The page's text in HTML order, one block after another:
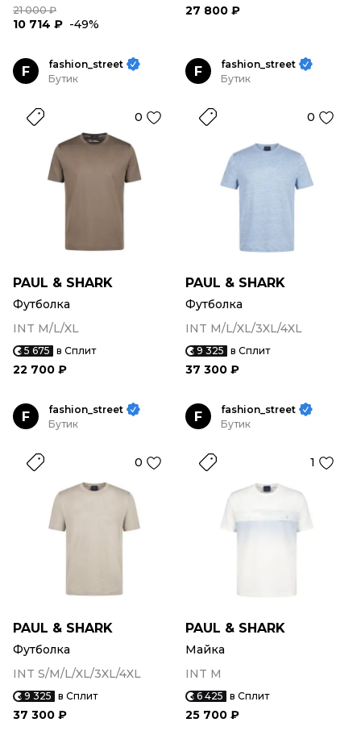
21 000 ₽
10 714 ₽ -49%
27 800 ₽
F
fashion_street
Бутик
0
PAUL & SHARK
Футболка
INT M/L/XL
5 675 в Сплит
22 700 ₽
F
fashion_street
Бутик
0
PAUL & SHARK
Футболка
INT M/L/XL/3XL/4XL
9 325 в Сплит
37 300 ₽
F
fashion_street
Бутик
0
PAUL & SHARK
Футболка
INT S/M/L/XL/3XL/4XL
9 325 в Сплит
37 300 ₽
F
fashion_street
Бутик
1
PAUL & SHARK
Майка
INT M
6 425 в Сплит
25 700 ₽